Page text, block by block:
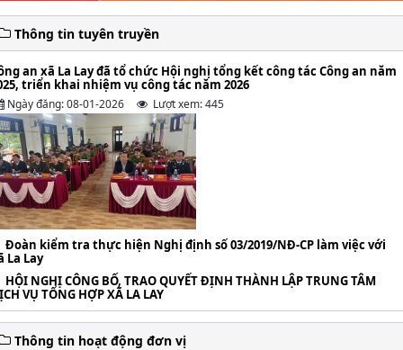
Thông tin tuyên truyền
an xã La Lay đã tổ chức Hội nghị tổng kết công tác Công an năm
triển khai nhiệm vụ công tác năm 2026
Ngày đăng: 08-01-2026 Lượt xem: 445
Đoàn kiểm tra thực hiện Nghị định số 03/2019/NĐ-CP làm việc với
La Lay
HỘI NGHỊ CÔNG BỐ, TRAO QUYẾT ĐỊNH THÀNH LẬP TRUNG TÂM
VỤ TỔNG HỢP XÃ LA LAY
Thông tin hoạt động đơn vị